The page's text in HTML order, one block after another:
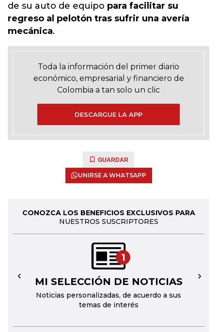
de su auto de equipo para facilitar su
regreso al pelotón tras sufrir una avería
mecánica.
Toda la información del primer diario
económico, empresarial y financiero de
Colombia a tan solo un clic
DESCARGUE LA APP
GUARDAR
UNIRSE A WHATSAPP
CONOZCA LOS BENEFICIOS EXCLUSIVOS PARA
NUESTROS SUSCRIPTORES
1
MI SELECCIÓN DE NOTICIAS
Noticias personalizadas, de acuerdo a sus
temas de interés
← →